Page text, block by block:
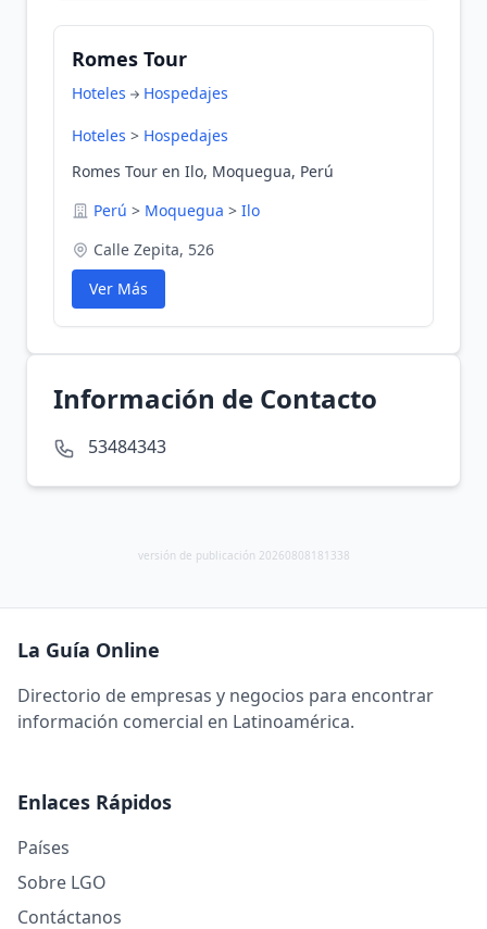
Romes Tour
Hoteles Hospedajes
Hoteles > Hospedajes
Romes Tour en Ilo, Moquegua, Perú
Perú > Moquegua > Ilo
Calle Zepita, 526
Ver Más
Información de Contacto
53484343
versión de publicación 20260808181338
La Guía Online
Directorio de empresas y negocios para encontrar
información comercial en Latinoamérica.
Enlaces Rápidos
Países
Sobre LGO
Contáctanos